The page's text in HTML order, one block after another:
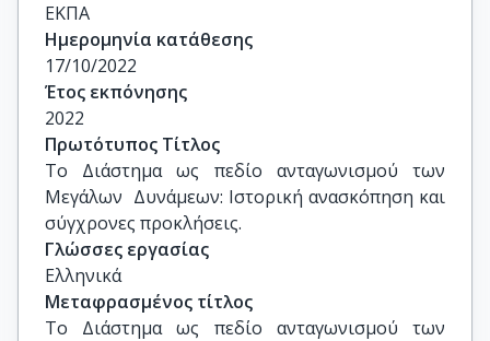
ΕΚΠΑ
Ημερομηνία κατάθεσης
17/10/2022
Έτος εκπόνησης
2022
Πρωτότυπος Τίτλος
Το Διάστημα ως πεδίο ανταγωνισμού των
Μεγάλων  Δυνάμεων: Ιστορική ανασκόπηση και
σύγχρονες προκλήσεις.
Γλώσσες εργασίας
Ελληνικά
Μεταφρασμένος τίτλος
Το Διάστημα ως πεδίο ανταγωνισμού των